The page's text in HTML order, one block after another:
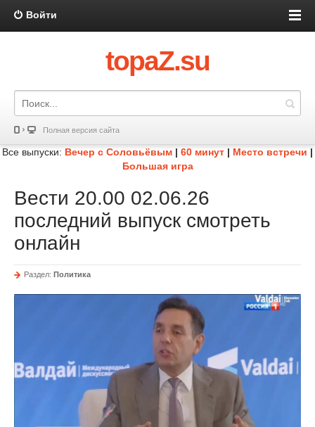
Войти
topaZ.su
Полная версия сайта
Все выпуски: Вечер с Соловьёвым | 60 минут | Место встречи |
Большая игра
Вести 20.00 02.06.26
последний выпуск смотреть
онлайн
Раздел: Политика